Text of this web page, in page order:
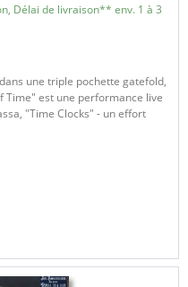
Délai de livraison** env. 1 à 3
une triple pochette gatefold,
Time" est une performance live
"Time Clocks" - un effort